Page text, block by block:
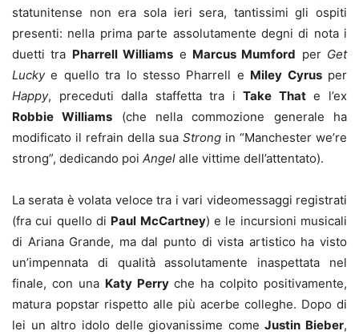
statunitense non era sola ieri sera, tantissimi gli ospiti
presenti: nella prima parte assolutamente degni di nota i
duetti tra Pharrell Williams e Marcus Mumford per Get
Luckye quello tra lo stesso Pharrell e Miley Cyrusper
Happy, preceduti dalla staffetta tra iTake Thate l’ex
Robbie Williams (che nella commozione generale ha
modificato il refrain della sua Strong in “Manchester we’re
strong”, dedicando poi Angel alle vittime dell’attentato).
La serata è volata veloce tra i vari videomessaggi registrati
(fra cui quello di Paul McCartney) e le incursioni musicali
di Ariana Grande, ma dal punto di vista artistico ha visto
un’impennata di qualità assolutamente inaspettata nel
finale, con una Katy Perryche ha colpito positivamente,
matura popstar rispetto alle più acerbe colleghe. Dopo di
lei un altro idolo delle giovanissime comeJustin Bieber,